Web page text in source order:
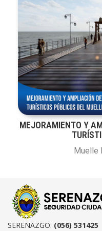
MEJORAMIENTO Y
Muelle
SERENAZGO: (056) 531425